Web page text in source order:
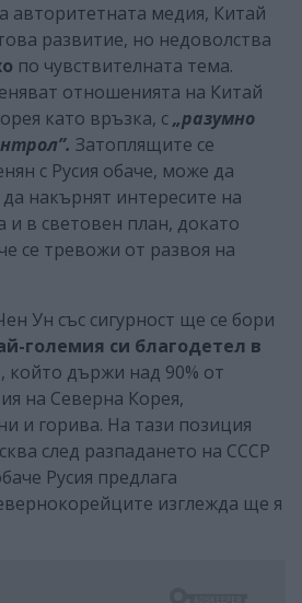
авторитетната медия, Китай
развитие, но недоволства
по чувствителната тема.
отношенията на Китай
като връзка, с„разумно
Затоплящите се
с Русия обаче, може да
накърнят интересите на
и в световен план, докато
се тревожи от развоя на
Ун със сигурност ще се бори
големия си благодетел в
, който държи над 90% от
на Северна Корея,
и горива. На тази позиция
след разпадането на СССР
Русия предлага
изглежда ще я